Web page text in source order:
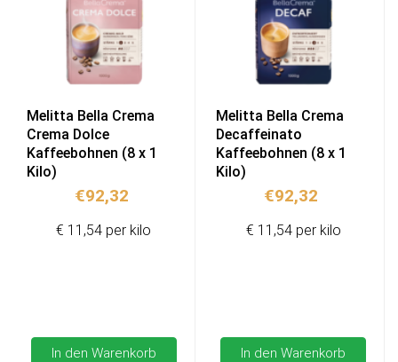
Melitta Bella Crema
Crema Dolce
Kaffeebohnen (8 x 1
Kilo)
€92,32
In den Warenkorb
€ 11,54 per kilo
Melitta Bella Crema
Decaffeinato
Kaffeebohnen (8 x 1
Kilo)
€92,32
In den Warenkorb
€ 11,54 per kilo